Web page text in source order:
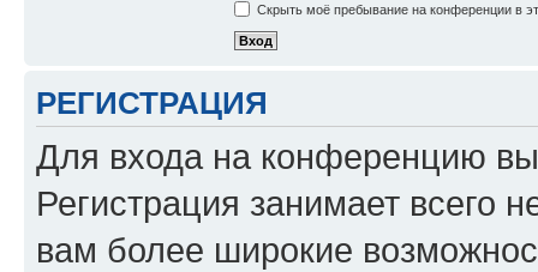
Скрыть моё пребывание на конференции в
РЕГИСТРАЦИЯ
Для входа на конференцию
Регистрация занимает всего
вам более широкие